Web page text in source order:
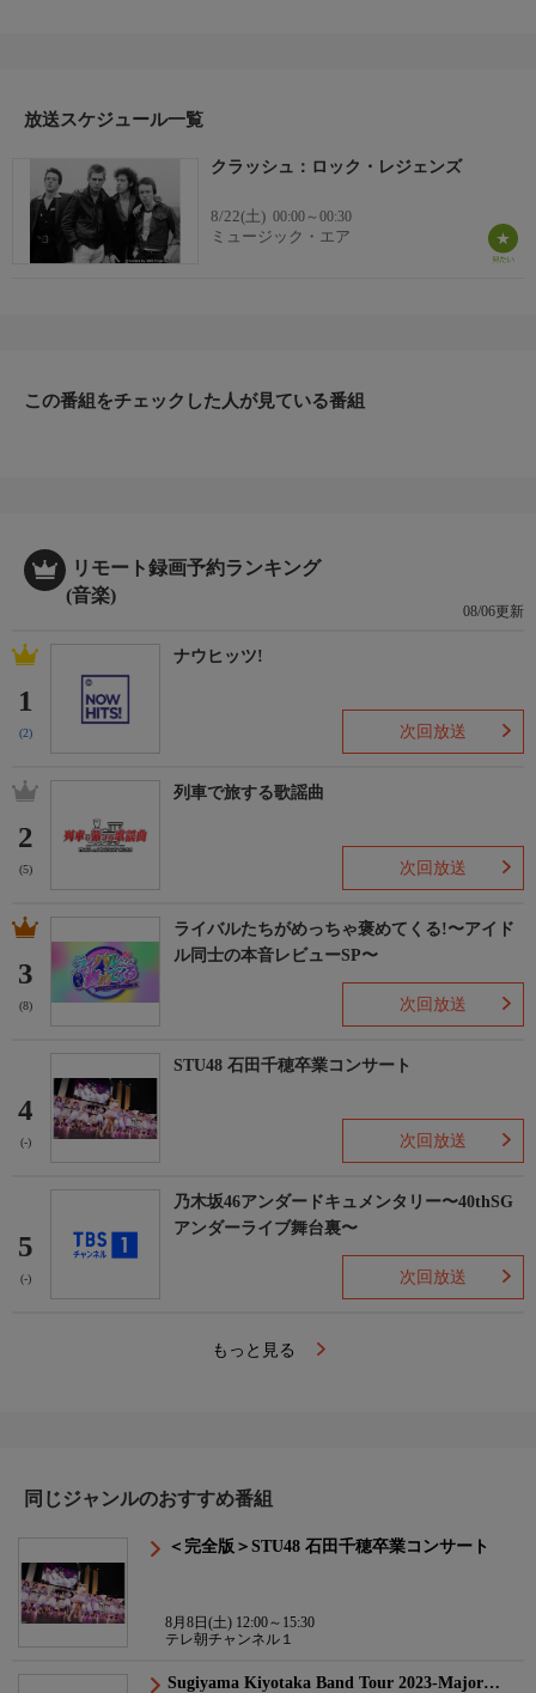
放送スケジュール一覧
クラッシュ：ロック・レジェンズ
8/22(土) 00:00～00:30
ミュージック・エア
この番組をチェックした人が見ている番組
リモート録画予約ランキング
(音楽)
08/06更新
1
(2)
ナウヒッツ!
次回放送
2
(5)
列車で旅する歌謡曲
次回放送
3
(8)
ライバルたちがめっちゃ褒めてくる!〜アイド
ル同士の本音レビューSP〜
次回放送
4
(-)
STU48 石田千穂卒業コンサート
次回放送
5
(-)
乃木坂46アンダードキュメンタリー〜40thSG
アンダーライブ舞台裏〜
次回放送
もっと見る
同じジャンルのおすすめ番組
＜完全版＞STU48 石田千穂卒業コンサート
8月8日(土) 12:00～15:30
テレ朝チャンネル１
Sugiyama Kiyotaka Band Tour 2023-Major…